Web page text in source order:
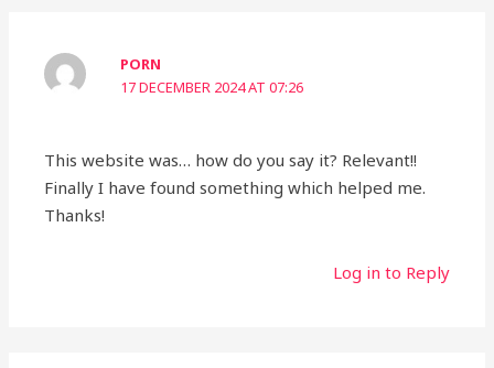
PORN
17 DECEMBER 2024 AT 07:26
This website was… how do you say it? Relevant!!
Finally I have found something which helped me.
Thanks!
Log in to Reply